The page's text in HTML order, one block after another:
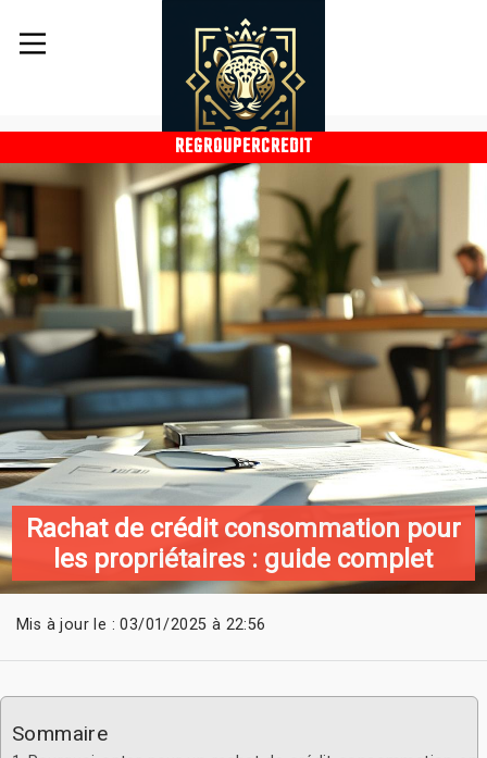
REGROUPERCREDIT
Rachat de crédit consommation pour
les propriétaires : guide complet
Mis à jour le : 03/01/2025 à 22:56
Sommaire